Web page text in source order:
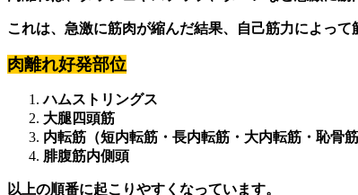
これは、急激に筋肉が縮んだ結果、自己筋力によっ
肉離れ好発部位
ハムストリングス
大腿四頭筋
内転筋（短内転筋・長内転筋・大内転筋・恥骨筋
腓腹筋内側頭
以上の順番に起こりやすくなっています。